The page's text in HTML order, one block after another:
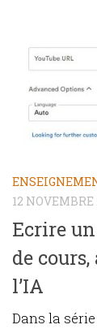
12 NOVEMBRE
Ecrire
de
l’IA
Dans la